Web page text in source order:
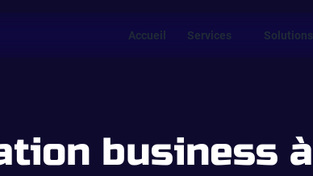
Accueil Services Solutions
business à